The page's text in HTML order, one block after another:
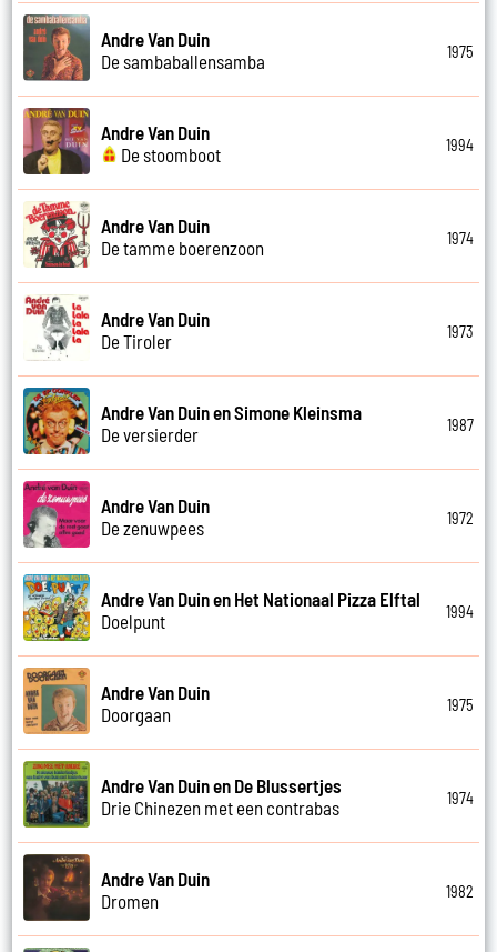
Andre Van Duin
De sambaballensamba
1975
Andre Van Duin
De stoomboot
1994
Andre Van Duin
De tamme boerenzoon
1974
Andre Van Duin
De Tiroler
1973
Andre Van Duin en Simone Kleinsma
De versierder
1987
Andre Van Duin
De zenuwpees
1972
Andre Van Duin en Het Nationaal Pizza Elftal
Doelpunt
1994
Andre Van Duin
Doorgaan
1975
Andre Van Duin en De Blussertjes
Drie Chinezen met een contrabas
1974
Andre Van Duin
Dromen
1982